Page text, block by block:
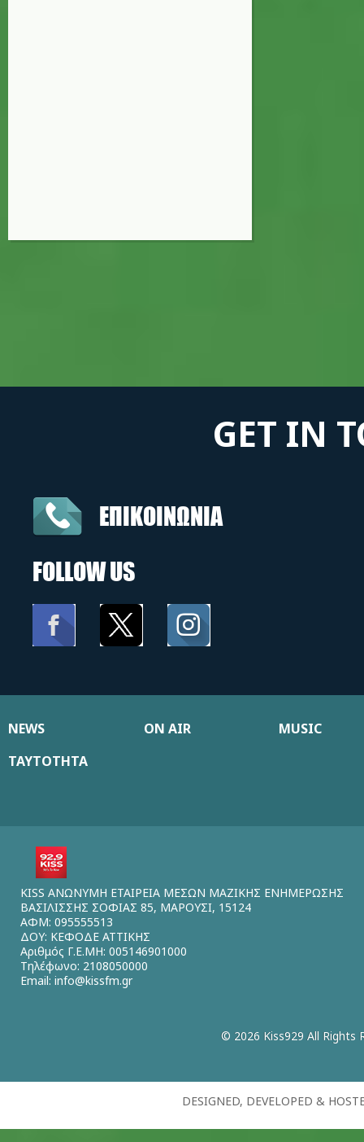
GET IN
ΕΠΙΚΟΙΝΩΝΙΑ
FOLLOW US
NEWS ON AIR
MUSIC
ΤΑΥΤΟΤΗΤΑ
KISS ΑΝΩΝΥΜΗ ΕΤΑΙΡΕΙΑ ΜΕΣΩΝ ΜΑΖΙΚΗΣ ΕΝΗΜΕΡΩΣΗΣ
ΒΑΣΙΛΙΣΣΗΣ ΣΟΦΙΑΣ 85, ΜΑΡΟΥΣΙ, 15124
ΑΦΜ: 095555513
ΔΟΥ: ΚΕΦΟΔΕ ΑΤΤΙΚΗΣ
Αριθμός Γ.Ε.ΜΗ: 005146901000
Τηλέφωνο: 2108050000
Email: info@kissfm.gr
© 2026 Kiss929 All Rights
DESIGNED, DEVELOPED &